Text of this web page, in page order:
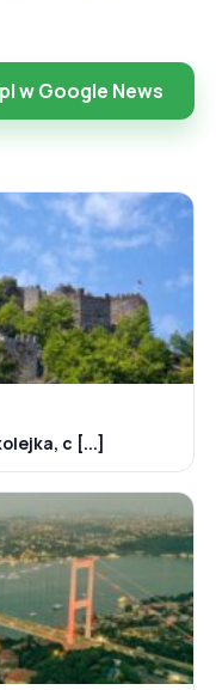
w Google News
c [...]